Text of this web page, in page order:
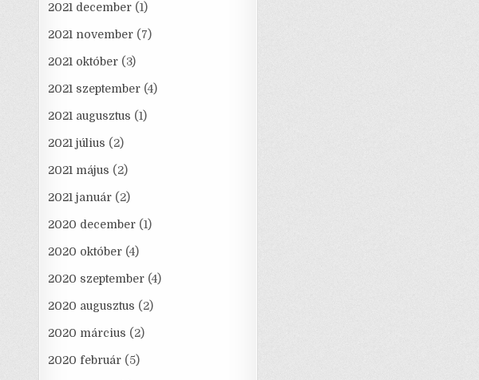
2021 december (1)
2021 november (7)
2021 október (3)
2021 szeptember (4)
2021 augusztus (1)
2021 július (2)
2021 május (2)
2021 január (2)
2020 december (1)
2020 október (4)
2020 szeptember (4)
2020 augusztus (2)
2020 március (2)
2020 február (5)